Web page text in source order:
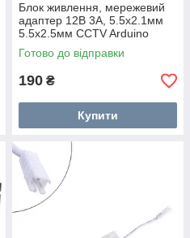
Блок живлення, мережевий
адаптер 12В 3А, 5.5x2.1мм
5.5x2.5мм CCTV Arduino
Готово до відправки
190 ₴
Купити